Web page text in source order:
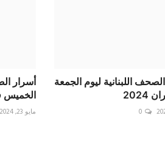
اللبنانية ليوم الجمعة
0
أسرار
الخميس في 23
مايو 23, 2024